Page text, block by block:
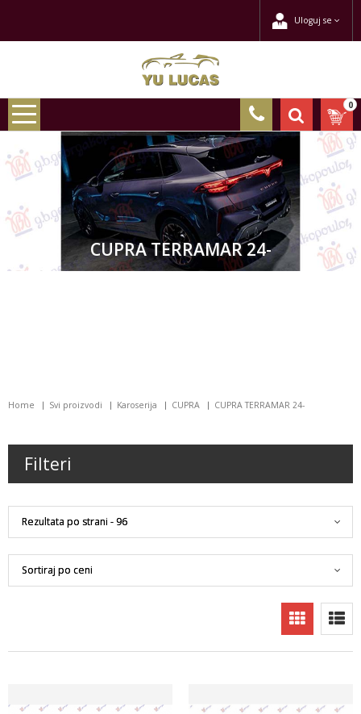
Uloguj se
0
CUPRA TERRAMAR 24-
Home Svi proizvodi Karoserija CUPRA CUPRA TERRAMAR 24-
Filteri